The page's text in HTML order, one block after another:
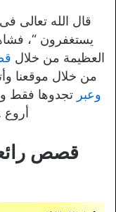
قال الله تعالى
يستغفرون “،
العظيمة من خلال
من خلال موقعنا
وعبر تجدوها فقط
أروع
قصص